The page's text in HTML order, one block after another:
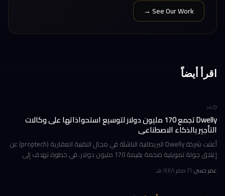
See Our Work →
اقرأ أيضاً
4د
Dwelly تجمع 170 مليون دولار لتوسيع استحواذاتها على وكالات
التأجير بالذكاء الاصطناعي
أعلنت شركة Dwelly البريطانية الناشئة في مجال التقنية العقارية (proptech) عن
إغلاق جولة تمويلية ضخمة بقيمة 170 مليون دولار، في خطوة تهدف إلى
عمر حسن·٢١ صفر ١٤٤٨ هـ